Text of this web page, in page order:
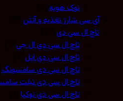
نوک هویه(5)
آی سی شارژ تغذیه و آنتن(0)
تاچ ال سی دی(12)
تاچ ال سی دی ال جی(1)
تاچ ال سی دی اپل(1)
تاچ ال سی دی سامسونگ(3)
تاچ ال سی دی تبلت سامسونگ
تاچ ال سی دی نوکیا (1)